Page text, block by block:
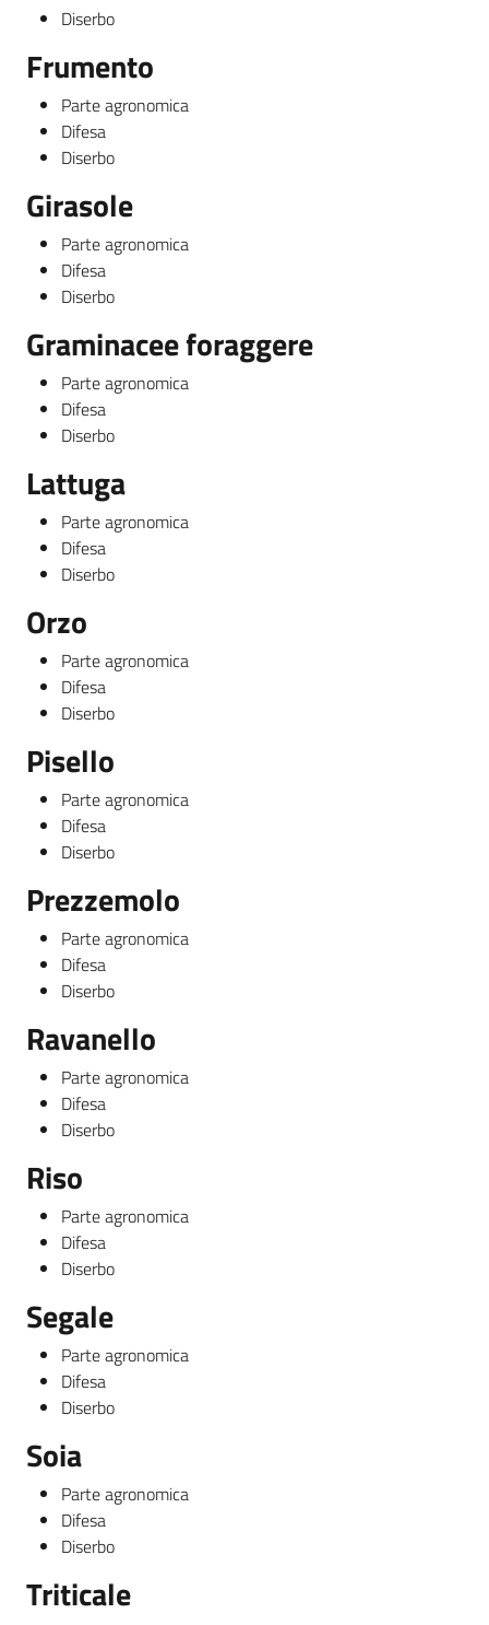
Diserbo
Frumento
Parte agronomica
Difesa
Diserbo
Girasole
Parte agronomica
Difesa
Diserbo
Graminacee foraggere
Parte agronomica
Difesa
Diserbo
Lattuga
Parte agronomica
Difesa
Diserbo
Orzo
Parte agronomica
Difesa
Diserbo
Pisello
Parte agronomica
Difesa
Diserbo
Prezzemolo
Parte agronomica
Difesa
Diserbo
Ravanello
Parte agronomica
Difesa
Diserbo
Riso
Parte agronomica
Difesa
Diserbo
Segale
Parte agronomica
Difesa
Diserbo
Soia
Parte agronomica
Difesa
Diserbo
Triticale